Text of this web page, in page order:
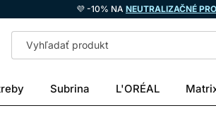
💜 -10% NA NEUTRALIZAČNÉ
Subrina L'ORÉAL